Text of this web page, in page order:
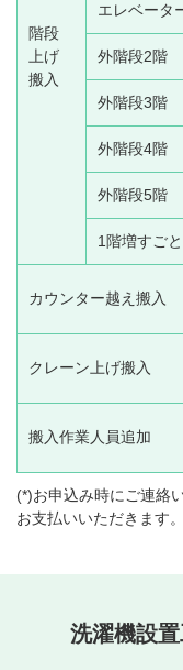
階段
上げ
搬入
エレベータ
外階段2階
外階段3階
外階段4階
外階段5階
1階増すご
カウンター越え搬入
クレーン上げ搬入
搬入作業人員追加
(*)お申込み時にご連絡
お支払いいただきます。
洗濯機設